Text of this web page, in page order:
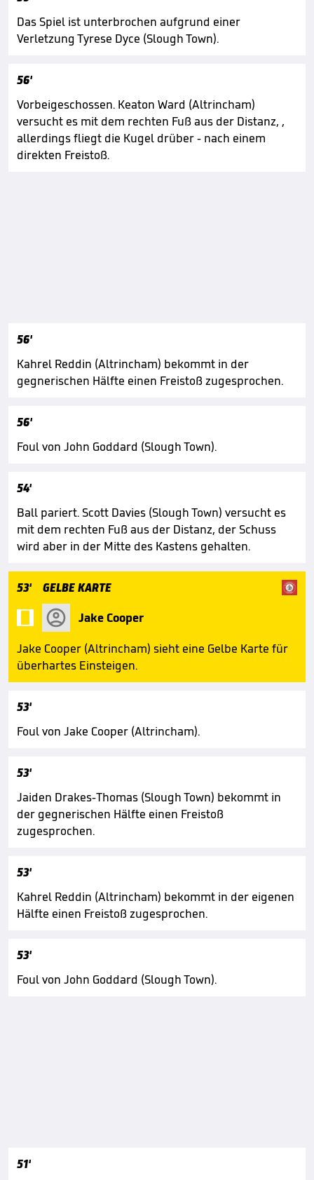
Das Spiel ist unterbrochen aufgrund einer
Verletzung Tyrese Dyce (Slough Town).
56'
Vorbeigeschossen. Keaton Ward (Altrincham)
versucht es mit dem rechten Fuß aus der Distanz, ,
allerdings fliegt die Kugel drüber - nach einem
direkten Freistoß.
56'
Kahrel Reddin (Altrincham) bekommt in der
gegnerischen Hälfte einen Freistoß zugesprochen.
56'
Foul von John Goddard (Slough Town).
54'
Ball pariert. Scott Davies (Slough Town) versucht es
mit dem rechten Fuß aus der Distanz, der Schuss
wird aber in der Mitte des Kastens gehalten.
53' GELBE KARTE
Jake Cooper
Jake Cooper (Altrincham) sieht eine Gelbe Karte für
überhartes Einsteigen.
53'
Foul von Jake Cooper (Altrincham).
53'
Jaiden Drakes-Thomas (Slough Town) bekommt in
der gegnerischen Hälfte einen Freistoß
zugesprochen.
53'
Kahrel Reddin (Altrincham) bekommt in der eigenen
Hälfte einen Freistoß zugesprochen.
53'
Foul von John Goddard (Slough Town).
51'